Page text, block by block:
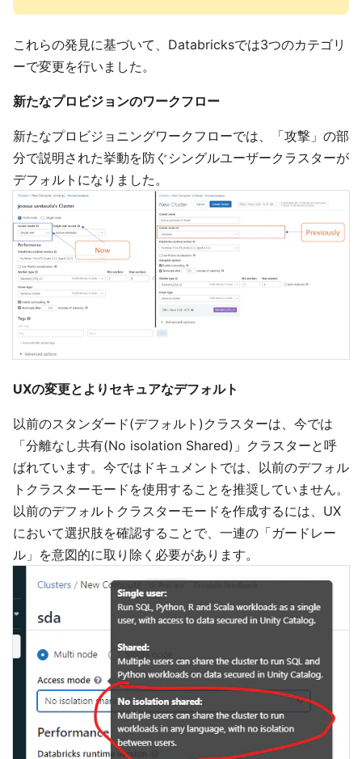
これらの発見に基づいて、Databricksでは3つのカテゴリ
ーで変更を行いました。
新たなプロビジョンのワークフロー
新たなプロビジョニングワークフローでは、「攻撃」の部
分で説明された挙動を防ぐシングルユーザークラスターが
デフォルトになりました。
UXの変更とよりセキュアなデフォルト
以前のスタンダード(デフォルト)クラスターは、今では
「分離なし共有(No isolation Shared)」クラスターと呼
ばれています。今ではドキュメントでは、以前のデフォル
トクラスターモードを使用することを推奨していません。
以前のデフォルトクラスターモードを作成するには、UX
において選択肢を確認することで、一連の「ガードレー
ル」を意図的に取り除く必要があります。